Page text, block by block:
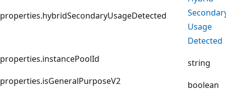
properties.hybridSecondaryUsageDetected
Usage
Detected
properties.instancePoolId
string
properties.isGeneralPurposeV2
boolean